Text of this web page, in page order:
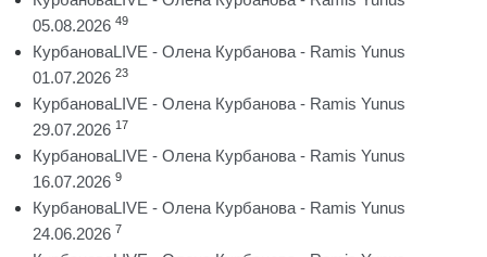
05.08.2026 49
КурбановаLIVE - Олена Курбанова - Ramis Yunus
01.07.2026 23
КурбановаLIVE - Олена Курбанова - Ramis Yunus
29.07.2026 17
КурбановаLIVE - Олена Курбанова - Ramis Yunus
16.07.2026 9
КурбановаLIVE - Олена Курбанова - Ramis Yunus
24.06.2026 7